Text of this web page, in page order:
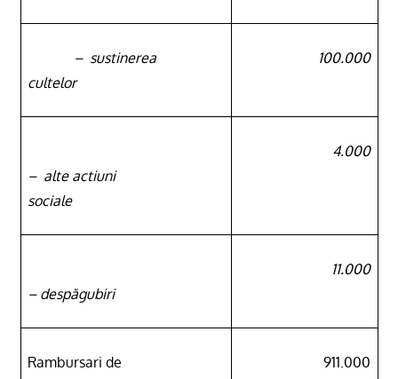
– sustinerea
cultelor
100.000
– alte actiuni
sociale
4.000
– despăgubiri
11.000
Rambursari de
911.000